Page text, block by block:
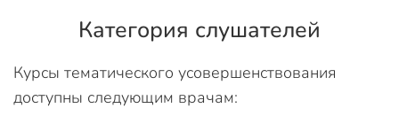
Категория слушателей
Курсы тематического усовершенствования
доступны следующим врачам: